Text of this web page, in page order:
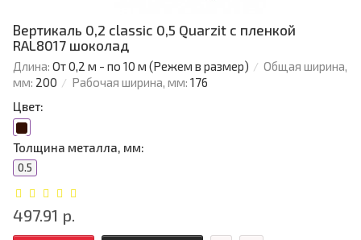
Вертикаль 0,2 classic 0,5 Quarzit с пленкой
RAL8017 шоколад
Длина: От 0,2 м - по 10 м (Режем в размер)
Общая ширина,
мм: 200 Рабочая ширина, мм: 176
Цвет:
Толщина металла, мм:
0.5
497.91 р.